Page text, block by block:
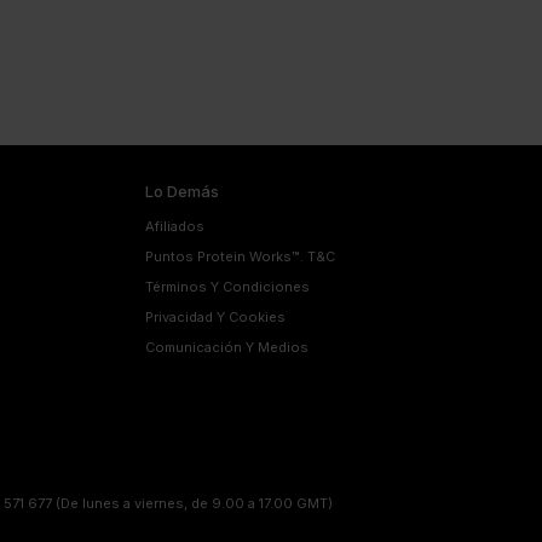
Lo Demás
Afiliados
Puntos Protein Works™. T&C
Términos Y Condiciones
Privacidad Y Cookies
Comunicación Y Medios
677 (De lunes a viernes, de 9.00 a 17.00 GMT)